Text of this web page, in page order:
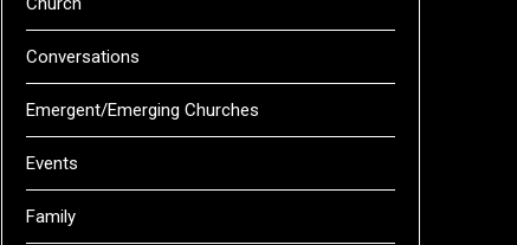
Conversations
Emergent/Emerging Churches
Events
Family